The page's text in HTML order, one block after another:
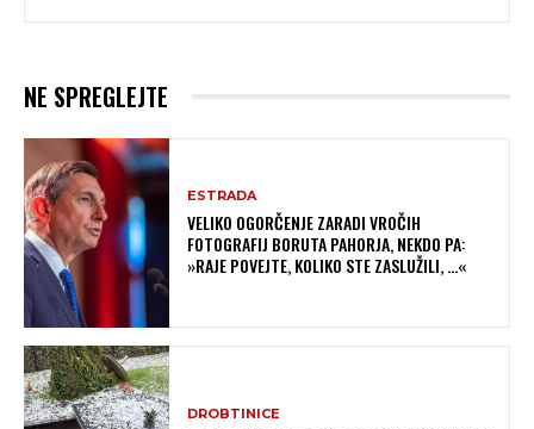
NE SPREGLEJTE
ESTRADA
VELIKO OGORČENJE ZARADI VROČIH
FOTOGRAFIJ BORUTA PAHORJA, NEKDO PA:
»RAJE POVEJTE, KOLIKO STE ZASLUŽILI, …«
DROBTINICE